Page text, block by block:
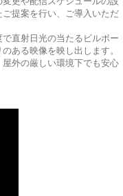
提案を行い、ご導入いただ
直射日光の当たるビルボー
ある映像を映し出します。
外の厳しい環境下でも安心